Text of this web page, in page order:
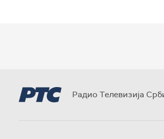
Радио Телевизија